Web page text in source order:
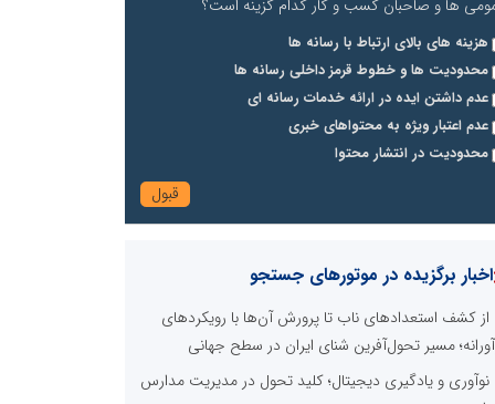
ها و صاحبان کسب و کار کدام گزینه است؟
هزینه های بالای ارتباط با رسانه ها
محدودیت ها و خطوط قرمز داخلی رسانه ها
عدم داشتن ایده در ارائه خدمات رسانه ای
عدم اعتبار ویژه به محتواهای خبری
محدودیت در انتشار محتوا
اخبار برگزیده در موتورهای جستجو
از کشف استعدادهای ناب تا پرورش آن‌ها با رویکردهای
مسیر تحول‌آفرین شنای ایران در سطح جهانی
نوآوری و یادگیری دیجیتال؛ کلید تحول در مدیریت مدارس